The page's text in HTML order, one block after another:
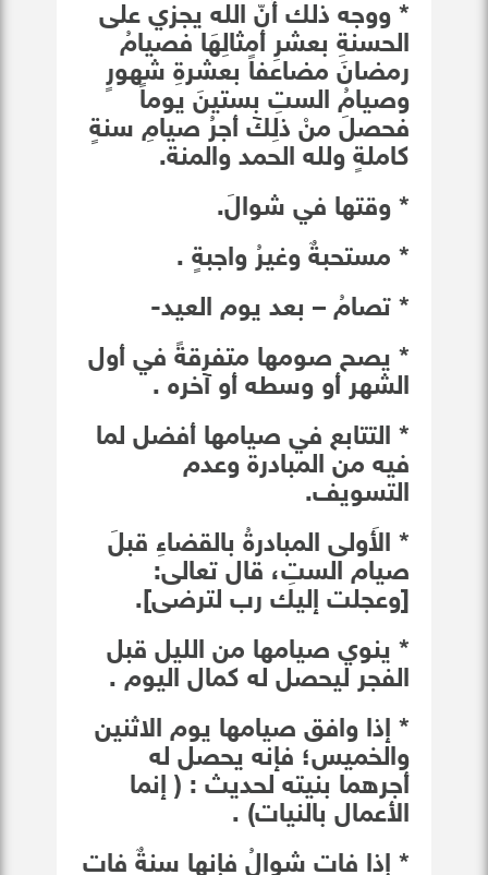
* ووجه ذلك أَنّ الله يجزي على
الحسنةِ بعشرِ أمثالِهَا فصيامُ
رمضانَ مضاعفاً بعشرةِ شهورٍ
وصيامُ الستِ بستينَ يوماً
فحصلَ منْ ذلِكٓ أجرُ صيامِ سنةٍ
كاملةٍ ولله الحمد والمنة.
* وقتها في شوالَ.
* مستحبةٌ وغيرُ واجبةٍ .
* تصامُ – بعد يوم العيد-
* يصح صومها متفرقةً في أول
الشهر أو وسطه أو آخره .
* التتابع في صيامها أفضل لما
فيه من المبادرة وعدم
التسويف.
* الأَولى المبادرةُ بالقضاءِ قبلَ
صيام الستِ، قال تعالى:
[وعجلت إليك رب لترضى].
* ينوي صيامها من الليل قبل
الفجر ليحصل له كمال اليوم .
* إذا وافق صيامها يوم الاثنين
والخميس؛ فإنه يحصل له
أجرهما بنيته لحديث : ( إنما
الأعمال بالنيات) .
* إذا فات شوالُ فإنها سنةٌ فات